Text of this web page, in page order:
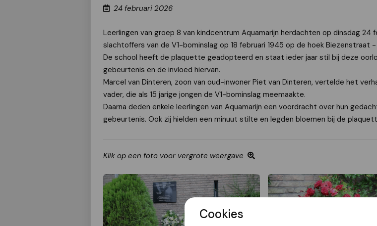
Cookies
24 februari 2026
Leerlingen van groep 8 van kindcentrum Aquamarijn herdachten op dinsdag 24
slachtoffers van de V1-bominslag op 18 februari 1945 op de hoek Biezenstraat
De school heeft de plaquette geadopteerd en staat ieder jaar stil bij deze
gebeurtenis en de invloed hiervan.
Marcel van Dinteren, zoon van oud-inwoner Piet van Dinteren, vertelde het
vader, die als 15 jarige jongen de V1-bominslag meemaakte.
Daarna deden enkele leerlingen van Aquamarijn een voordracht over hun
gebeurtenis. Ook zij hielden een minuut stilte en legden bloemen bij de
Klik op een foto voor vergrote weergave